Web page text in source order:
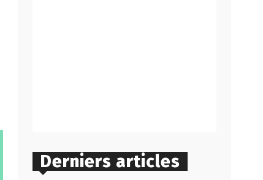
Derniers articles